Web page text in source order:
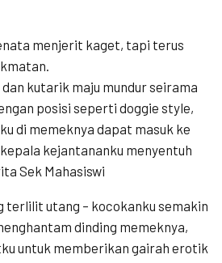
menjerit kaget, tapi terus
kutarik maju mundur seirama
posisi seperti doggie style,
di memeknya dapat masuk ke
kejantananku menyentuh
Sek Mahasiswi
terlilit utang – kocokanku semakin
dinding memeknya,
untuk memberikan gairah erotik